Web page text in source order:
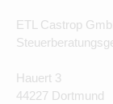
ETL Castrop
Hauert 3
44227 Dortmund